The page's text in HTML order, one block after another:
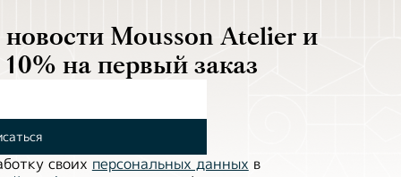
Mousson Atelier и
на первый заказ
своих персональных данных в